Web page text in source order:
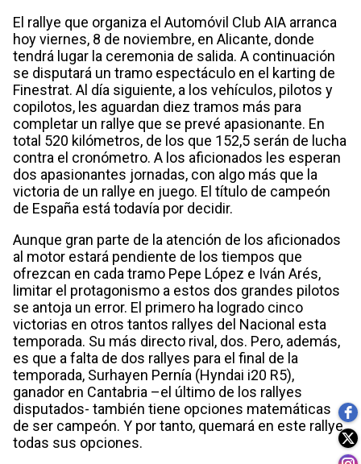
El rallye que organiza el Automóvil Club AIA arranca
hoy viernes, 8 de noviembre, en Alicante, donde
tendrá lugar la ceremonia de salida. A continuación
se disputará un tramo espectáculo en el karting de
Finestrat. Al día siguiente, a los vehículos, pilotos y
copilotos, les aguardan diez tramos más para
completar un rallye que se prevé apasionante. En
total 520 kilómetros, de los que 152,5 serán de lucha
contra el cronómetro. A los aficionados les esperan
dos apasionantes jornadas, con algo más que la
victoria de un rallye en juego. El título de campeón
de España está todavía por decidir.
Aunque gran parte de la atención de los aficionados
al motor estará pendiente de los tiempos que
ofrezcan en cada tramo Pepe López e Iván Arés,
limitar el protagonismo a estos dos grandes pilotos
se antoja un error. El primero ha logrado cinco
victorias en otros tantos rallyes del Nacional esta
temporada. Su más directo rival, dos. Pero, además,
es que a falta de dos rallyes para el final de la
temporada, Surhayen Pernía (Hyndai i20 R5),
ganador en Cantabria –el último de los rallyes
disputados- también tiene opciones matemáticas
de ser campeón. Y por tanto, quemará en este rallye
todas sus opciones.